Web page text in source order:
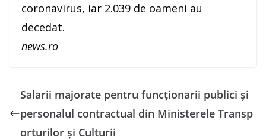
coronavirus, iar 2.039 de oameni au
decedat.
news.ro
Salarii majorate pentru funcționarii publici și
personalul contractual din Ministerele Transp
orturilor și Culturii